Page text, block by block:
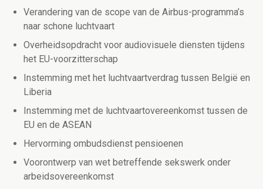
Verandering van de scope van de Airbus-programma’s
naar schone luchtvaart
Overheidsopdracht voor audiovisuele diensten tijdens
het EU-voorzitterschap
Instemming met het luchtvaartverdrag tussen België en
Liberia
Instemming met de luchtvaartovereenkomst tussen de
EU en de ASEAN
Hervorming ombudsdienst pensioenen
Voorontwerp van wet betreffende sekswerk onder
arbeidsovereenkomst